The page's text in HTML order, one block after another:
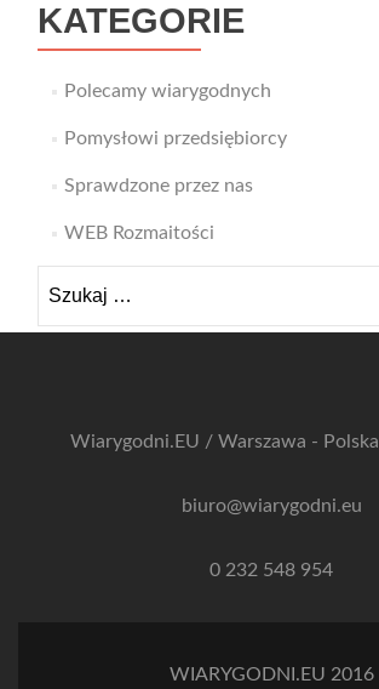
KATEGORIE
Polecamy wiarygodnych
Pomysłowi przedsiębiorcy
Sprawdzone przez nas
WEB Rozmaitości
Wiarygodni.EU / Warszawa - Polska
biuro@wiarygodni.eu
0 232 548 954
WIARYGODNI.EU 2016